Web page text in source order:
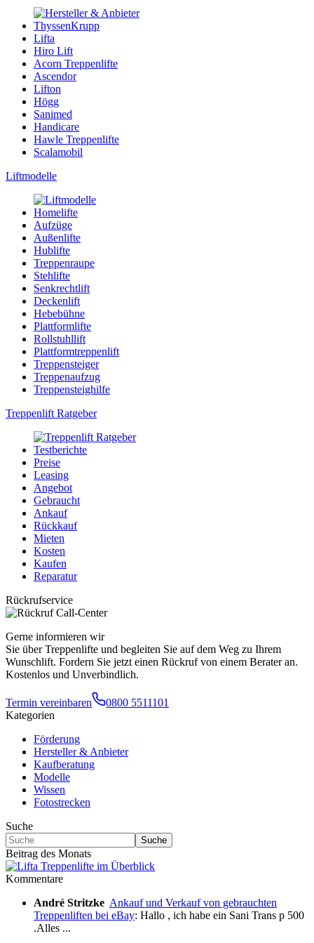
ThyssenKrupp
Lifta
Hiro Lift
Acorn Treppenlifte
Ascendor
Lifton
Högg
Sanimed
Handicare
Hawle Treppenlifte
Scalamobil
Liftmodelle
Homelifte
Aufzüge
Außenlifte
Hublifte
Treppenraupe
Stehlifte
Senkrechtlift
Deckenlift
Hebebühne
Plattformlifte
Rollstuhllift
Plattformtreppenlift
Treppensteiger
Treppenaufzug
Treppensteighilfe
Treppenlift Ratgeber
Testberichte
Preise
Leasing
Angebot
Gebraucht
Ankauf
Rückkauf
Mieten
Kosten
Kaufen
Reparatur
Rückrufservice
Gerne informieren wir
Sie über Treppenlifte und begleiten Sie auf dem Weg zu Ihrem
Wunschlift. Fordern Sie jetzt einen Rückruf von einem Berater an.
Kostenlos und Unverbindlich.
Termin vereinbaren
0800 5511101
Kategorien
Förderung
Hersteller & Anbieter
Kaufberatung
Modelle
Wissen
Fotostrecken
Suche
Suche
Beitrag des Monats
Kommentare
André Stritzke Ankauf und Verkauf von gebrauchten
Treppenliften bei eBay: Hallo , ich habe ein Sani Trans p 500
.Alles ...